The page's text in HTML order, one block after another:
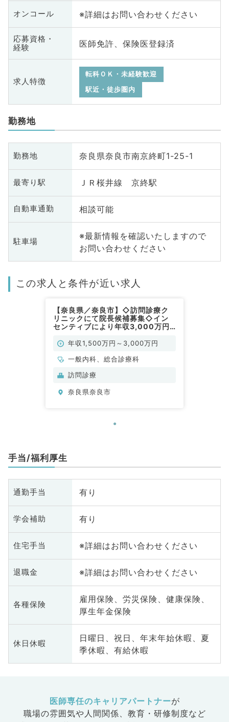
オンコール ※詳細はお問い合わせください
応募資格・
経験
医師免許、保険医登録済
求人特徴
転科ＯＫ・未経験歓迎
駅近・徒歩圏内
勤務地
勤務地 奈良県奈良市南京終町1-25-1
最寄り駅 ＪＲ桜井線 京終駅
自動車通勤 相談可能
駐車場
※最新情報を確認いたしますので
お問い合わせください
この求人と条件が近い求人
【奈良県／奈良市】◇訪問診療ク
リニックにて院長候補募集◇イン
センティブにより年収3,000万円
勤務も相談可能！（一般内科・総合
年収1,500万円～3,000万円
一般内科、総合診療科
訪問診療
奈良県奈良市
手当/福利厚生
通勤手当 有り
学会補助 有り
住宅手当 ※詳細はお問い合わせください
退職金 ※詳細はお問い合わせください
各種保険
雇用保険、労災保険、健康保険、
厚生年金保険
休日休暇
日曜日、祝日、年末年始休暇、夏
季休暇、有給休暇
医師専任のキャリアパートナーが
職場の雰囲気や人間関係、 教育・研修制度など